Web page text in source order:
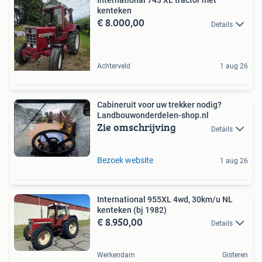
kenteken
€ 8.000,00 Details
Achterveld 1 aug 26
Cabineruit voor uw trekker nodig?
Landbouwonderdelen-shop.nl
Zie omschrijving Details
Bezoek website 1 aug 26
International 955XL 4wd, 30km/u NL
kenteken (bj 1982)
€ 8.950,00 Details
Werkendam Gisteren